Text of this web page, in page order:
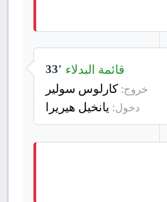
33' قائمة البدلاء
خروج: كارلوس سولير
دخول: يانخيل هيريرا